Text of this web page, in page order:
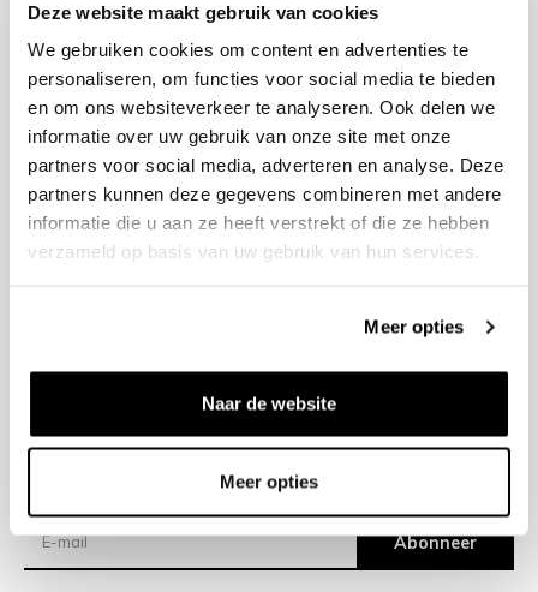
Deze website maakt gebruik van cookies
We gebruiken cookies om content en advertenties te
personaliseren, om functies voor social media te bieden
en om ons websiteverkeer te analyseren. Ook delen we
informatie over uw gebruik van onze site met onze
partners voor social media, adverteren en analyse. Deze
partners kunnen deze gegevens combineren met andere
informatie die u aan ze heeft verstrekt of die ze hebben
verzameld op basis van uw gebruik van hun services.
Meer opties
Naar de website
Meer opties
+31 23 205 2006
info@bruut.nl
Contact Formulier
Open 11:00 - 21:00
OPENINGSTIJDEN
Verzending
Abonneer